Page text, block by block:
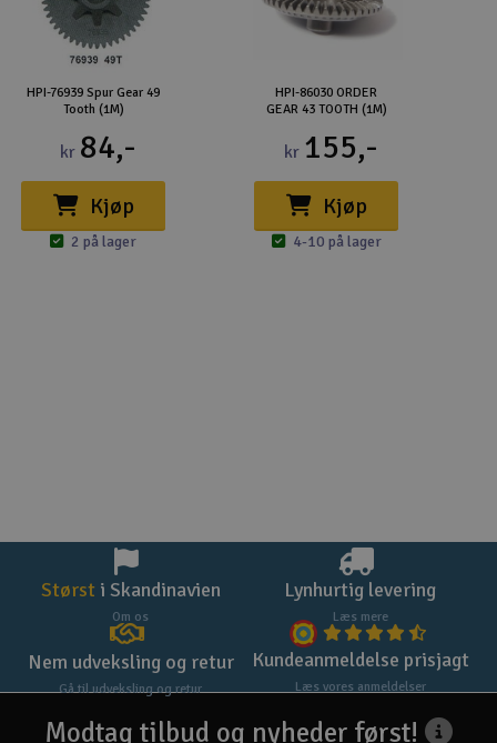
HPI-76939 Spur Gear 49
Tooth (1M)
kr 84,-
Kjøp
2 på lager
HPI-86030 ORDER
GEAR 43 TOOTH (1M)
kr 155,-
Kjøp
4-10 på lager
Størst i Skandinavien
Om os
Lynhurtig levering
Læs mere
Nem udveksling og retur
Gå til udveksling og retur
Kundeanmeldelse prisjagt
Læs vores anmeldelser
Modtag tilbud og nyheder først!